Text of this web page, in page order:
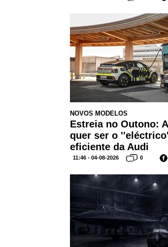
NOVOS MODELOS
Estreia no Outono:
quer ser o
eficiente da Audi
11:46 - 04-08-2026 0